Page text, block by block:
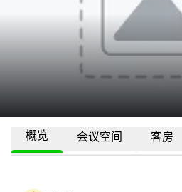
概览 会议空间 客房